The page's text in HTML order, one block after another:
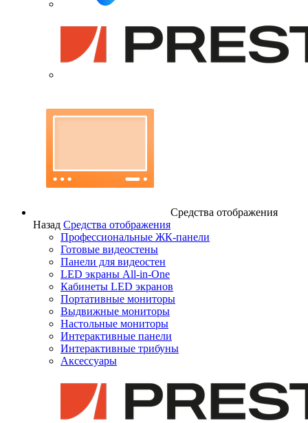
Средства отображения
Назад Средства отображения
Профессиональные ЖК-панели
Готовые видеостены
Панели для видеостен
LED экраны All-in-One
Кабинеты LED экранов
Портативные мониторы
Выдвижные мониторы
Настольные мониторы
Интерактивные панели
Интерактивные трибуны
Аксессуары